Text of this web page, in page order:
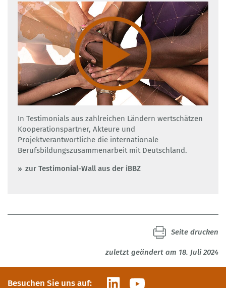
In Testimonials aus zahlreichen Ländern wertschätzen
Kooperationspartner, Akteure und
Projektverantwortliche die internationale
Berufsbildungszusammenarbeit mit Deutschland.
zur Testimonial-Wall aus der iBBZ
zuletzt geändert am 18. Juli 2024
Seite drucken
Besuchen Sie uns auf: LinkedInYouTube